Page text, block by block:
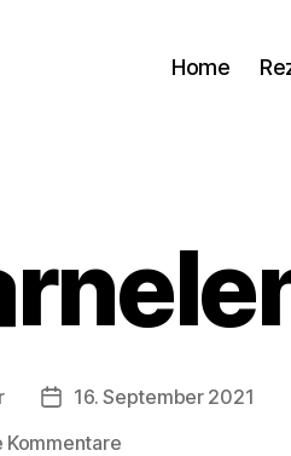
Home
Veröffentlichungsdatum
16. September 2021
Kommentarezu